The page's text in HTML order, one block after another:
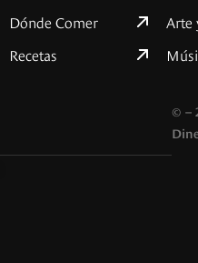
Dónde Comer
Recetas
Arte
© –